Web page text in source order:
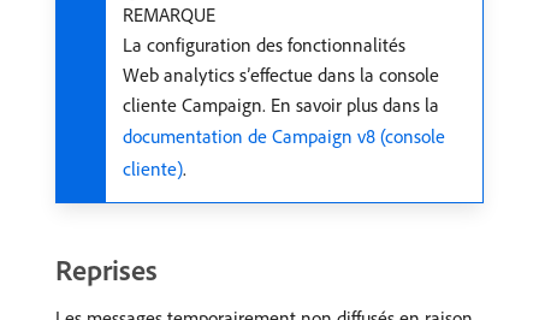
REMARQUE
La configuration des fonctionnalités
Web analytics s’effectue dans la console
cliente Campaign. En savoir plus dans la
documentation de Campaign v8 (console
cliente).
Reprises